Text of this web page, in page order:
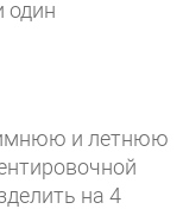
один
и летнюю
на 4